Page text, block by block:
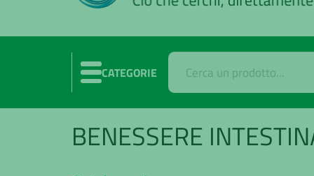
CATEGORIE
BENESSERE